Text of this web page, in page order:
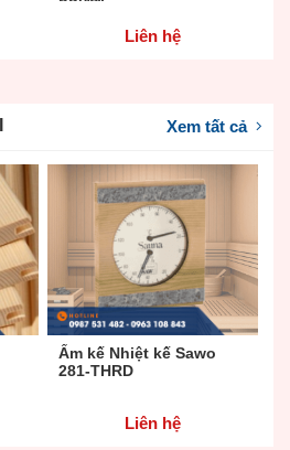
Liên hệ
Xem tất cả
Ẩm kế Nhiệt kế Sawo
281-THRD
Liên hệ